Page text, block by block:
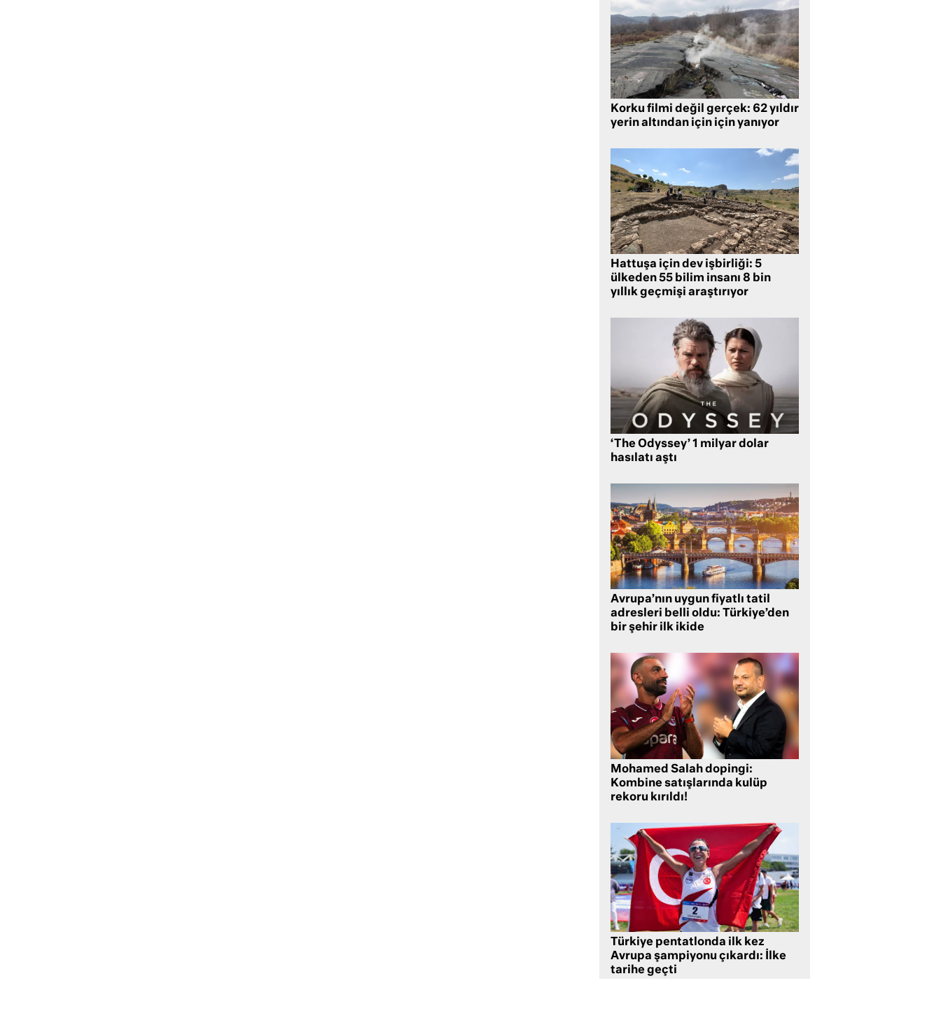
Korku filmi değil gerçek: 62 yıldır
yerin altından için için yanıyor
Hattuşa için dev işbirliği: 5
ülkeden 55 bilim insanı 8 bin
yıllık geçmişi araştırıyor
‘The Odyssey’ 1 milyar dolar
hasılatı aştı
Avrupa’nın uygun fiyatlı tatil
adresleri belli oldu: Türkiye’den
bir şehir ilk ikide
Mohamed Salah dopingi:
Kombine satışlarında kulüp
rekoru kırıldı!
Türkiye pentatlonda ilk kez
Avrupa şampiyonu çıkardı: İlke
tarihe geçti